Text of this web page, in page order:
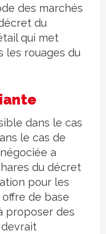
des marchés
du
qui met
les rouages du
dans le cas
le cas de
a
du décret
pour les
de base
proposer des